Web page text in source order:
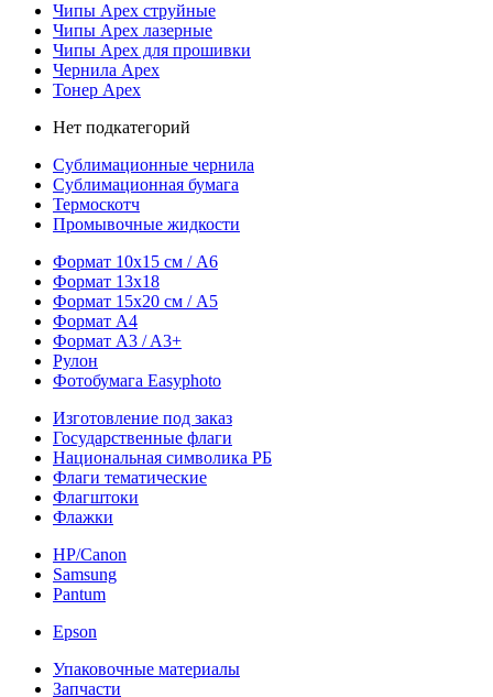
Чипы Apex струйные
Чипы Apex лазерные
Чипы Apex для прошивки
Чернила Apex
Тонер Apex
Нет подкатегорий
Сублимационные чернила
Сублимационная бумага
Термоскотч
Промывочные жидкости
Формат 10х15 см / A6
Формат 13х18
Формат 15х20 см / A5
Формат А4
Формат A3 / A3+
Рулон
Фотобумага Easyphoto
Изготовление под заказ
Государственные флаги
Национальная символика РБ
Флаги тематические
Флагштоки
Флажки
HP/Canon
Samsung
Pantum
Epson
Упаковочные материалы
Запчасти